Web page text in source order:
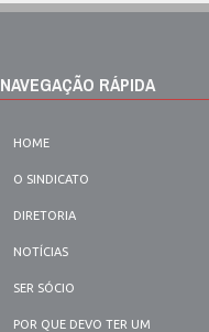
NAVEGAÇÃO RÁPIDA
HOME
O SINDICATO
DIRETORIA
NOTÍCIAS
SER SÓCIO
POR QUE DEVO TER UM